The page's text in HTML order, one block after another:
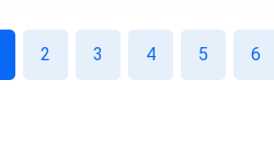
2 3 4 5 6